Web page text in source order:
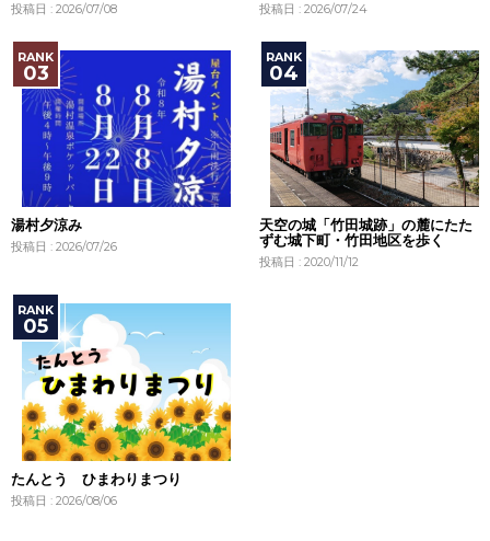
投稿日 : 2026/07/08 投稿日 : 2026/07/24
湯村夕涼み
投稿日 : 2026/07/26
天空の城「竹田城跡」の麓にたた
ずむ城下町・竹田地区を歩く
投稿日 : 2020/11/12
たんとう ひまわりまつり
投稿日 : 2026/08/06